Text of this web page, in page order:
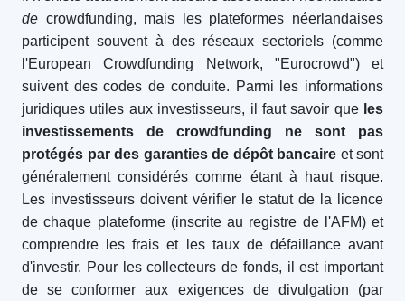
de crowdfunding, mais les plateformes néerlandaises
participent souvent à des réseaux sectoriels (comme
l'European Crowdfunding Network, "Eurocrowd") et
suivent des codes de conduite. Parmi les informations
juridiques utiles aux investisseurs, il faut savoir que les
investissements de crowdfunding ne sont pas
protégés par des garanties de dépôt bancaire et sont
généralement considérés comme étant à haut risque.
Les investisseurs doivent vérifier le statut de la licence
de chaque plateforme (inscrite au registre de l'AFM) et
comprendre les frais et les taux de défaillance avant
d'investir. Pour les collecteurs de fonds, il est important
de se conformer aux exigences de divulgation (par